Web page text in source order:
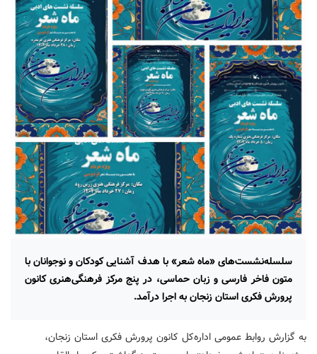
سلسله‌نشست‌های «ماه شعر» با هدف آشنایی کودکان و نوجوانان با
متون فاخر فارسی و زبان حماسی، در پنج مرکز فرهنگی‌هنری کانون
پرورش فکری استان زنجان به اجرا درآمد.
به گزارش روابط عمومی اداره‌کل کانون پرورش فکری استان زنجان،